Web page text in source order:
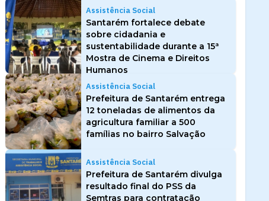
Assistência Social
Santarém fortalece debate
sobre cidadania e
sustentabilidade durante a 15ª
Mostra de Cinema e Direitos
Humanos
Assistência Social
Prefeitura de Santarém entrega
12 toneladas de alimentos da
agricultura familiar a 500
famílias no bairro Salvação
Assistência Social
Prefeitura de Santarém divulga
resultado final do PSS da
Semtras para contratação